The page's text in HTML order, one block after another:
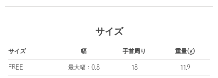
ケア方法：
・ご使用後は柔らかい布で汗や皮脂をやさしくふき取り、酸化を
防ぐために、なるべく空気に触れないように保管してください。
サイズ
サイズ 幅 手首周り 重量(g)
FREE 最大幅：0.8 18 11.9